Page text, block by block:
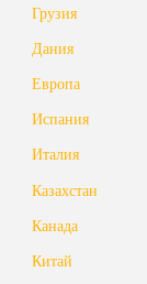
Грузия
Дания
Европа
Испания
Италия
Казахстан
Канада
Китай